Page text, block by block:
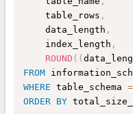
    table_rows
,
    data_length
,
    index_length
,
ROUND ( (
FROM
WHERE table_schema =
ORDER BY